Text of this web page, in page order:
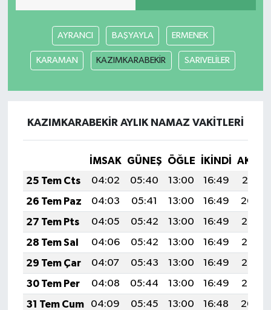
AYRANCI BAŞYAYLA ERMENEK
KARAMAN KAZIMKARABEKİR SARIVELİLER
KAZIMKARABEKİR AYLIK NAMAZ VAKITLERI
İMSAK GÜNEŞ ÖĞLE İKINDI
25 Tem Cts
04:02 05:40 13:00 16:49
20:10
26 Tem Paz
04:03 05:41 13:00 16:49
20:09
27 Tem Pts
04:05 05:42 13:00 16:49
20:08
28 Tem Sal
04:06 05:42 13:00 16:49
20:07
29 Tem Çar
04:07 05:43 13:00 16:49
20:06
30 Tem Per
04:08 05:44 13:00 16:49
20:05
31 Tem Cum
04:09 05:45 13:00 16:48
20:04